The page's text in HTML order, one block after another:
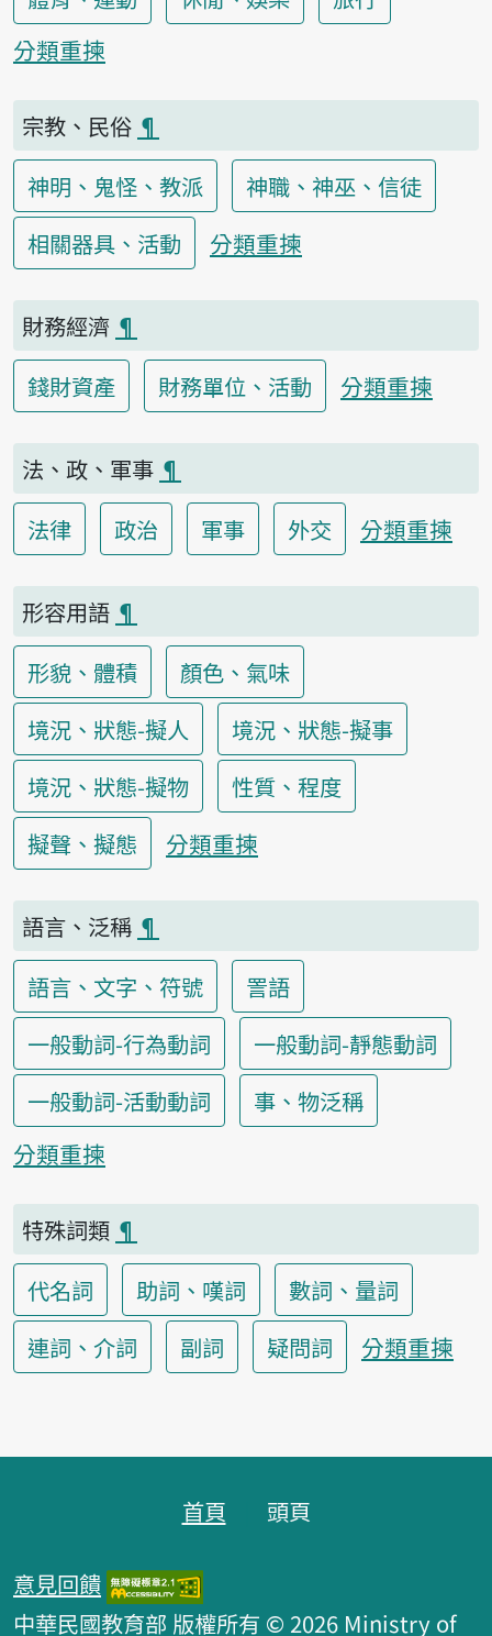
分類重揀
宗教、民俗 ¶
神明、鬼怪、教派
神職、神巫、信徒
相關器具、活動
分類重揀
財務經濟 ¶
錢財資產
財務單位、活動 分類重揀
法、政、軍事 ¶
法律
政治 軍事 外交 分類重揀
形容用語 ¶
形貌、體積
顏色、氣味
境況、狀態-擬人
境況、狀態-擬事
境況、狀態-擬物
性質、程度
擬聲、擬態
分類重揀
語言、泛稱 ¶
語言、文字、符號
詈語
一般動詞-行為動詞
一般動詞-靜態動詞
一般動詞-活動動詞
事、物泛稱
分類重揀
特殊詞類 ¶
代名詞
助詞、嘆詞
數詞、量詞
連詞、介詞
副詞 疑問詞 分類重揀
首頁 頭頁
意見回饋
中華民國教育部 版權所有 © 2026 Ministry of